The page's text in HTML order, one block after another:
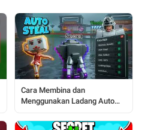
Cara Membina dan
Menggunakan Ladang Auto
Lengkap Pemain